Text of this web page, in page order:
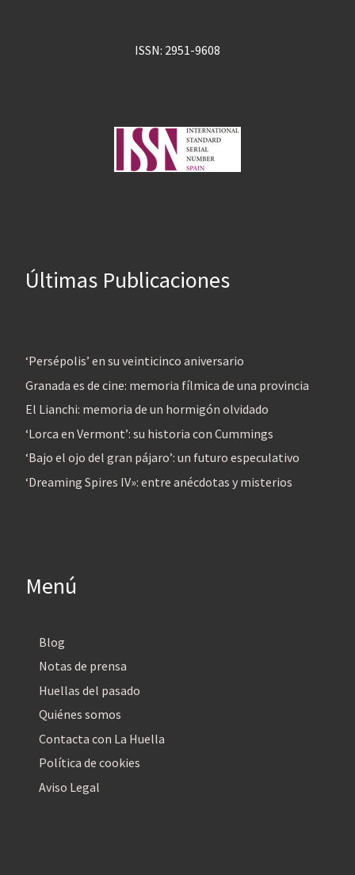
ISSN: 2951-9608
Últimas Publicaciones
‘Persépolis’ en su veinticinco aniversario
Granada es de cine: memoria fílmica de una provincia
El Lianchi: memoria de un hormigón olvidado
‘Lorca en Vermont’: su historia con Cummings
‘Bajo el ojo del gran pájaro’: un futuro especulativo
‘Dreaming Spires IV»: entre anécdotas y misterios
Menú
Blog
Notas de prensa
Huellas del pasado
Quiénes somos
Contacta con La Huella
Política de cookies
Aviso Legal